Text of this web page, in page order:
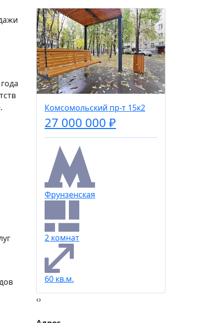
Комсомольский пр-т 15к2
27 000 000 ₽
Фрунзенская
2 комнат
60 кв.м.
‹›